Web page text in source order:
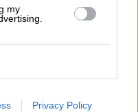
my
Privacy Policy
ficción y terror,
casa),
y Wagner
Sam Neill